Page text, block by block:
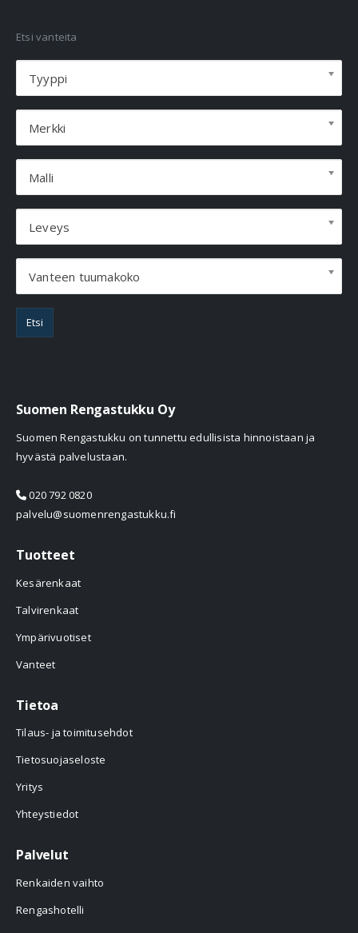
Etsi vanteita
Tyyppi
Merkki
Malli
Leveys
Vanteen tuumakoko
Etsi
Suomen Rengastukku Oy
Suomen Rengastukku on tunnettu edullisista hinnoistaan ja
hyvästä palvelustaan.
020 792 0820
palvelu@suomenrengastukku.fi
Tuotteet
Kesärenkaat
Talvirenkaat
Ympärivuotiset
Vanteet
Tietoa
Tilaus- ja toimitusehdot
Tietosuojaseloste
Yritys
Yhteystiedot
Palvelut
Renkaiden vaihto
Rengashotelli